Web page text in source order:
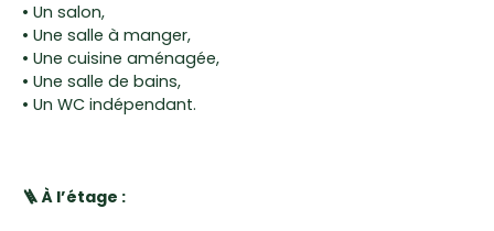
• Un salon,
• Une salle à manger,
• Une cuisine aménagée,
• Une salle de bains,
• Un WC indépendant.
🪜 À l’étage :